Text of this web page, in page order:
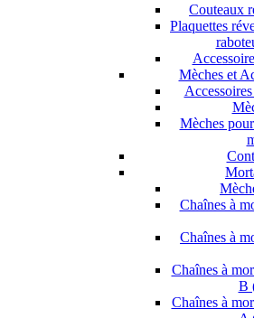
Couteaux
Plaquettes
Mèches et
Mèches
Chaînes à
Chaînes à
Chaînes à
B
Chaînes à